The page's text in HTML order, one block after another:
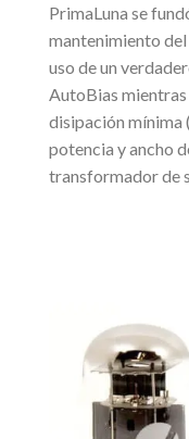
PrimaLuna se
mantenimiento del
uso de un
AutoBias
disipación mínima
potencia y ancho
transformador de